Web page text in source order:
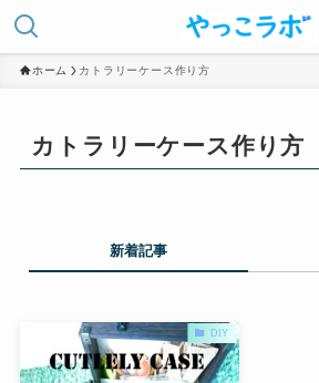
ホーム カトラリーケース作り方
カトラリーケース作り方
新着記事
DIY